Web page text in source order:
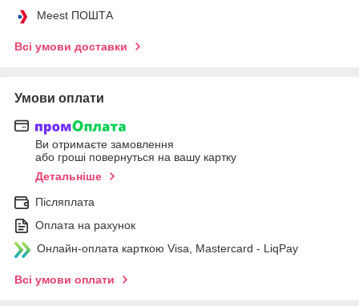
Meest ПОШТА
Всі умови доставки
Умови оплати
Ви отримаєте замовлення
або гроші повернуться на вашу картку
Детальніше
Післяплата
Оплата на рахунок
Онлайн-оплата карткою Visa, Mastercard - LiqPay
Всі умови оплати